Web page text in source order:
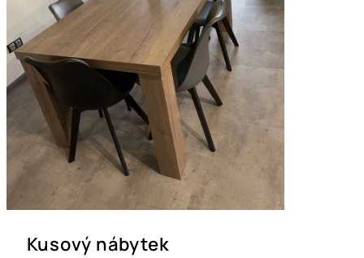
Kusový nábytek